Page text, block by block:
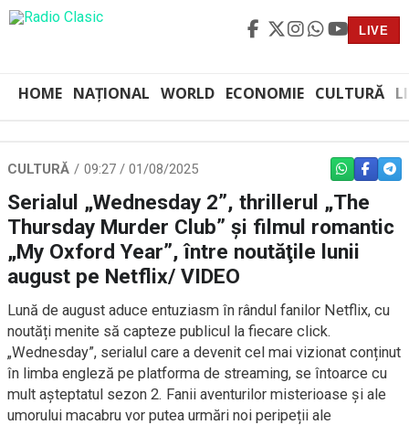
LIVE
HOME NAȚIONAL WORLD ECONOMIE CULTURĂ
CULTURĂ 09:27 / 01/08/2025 WHATSAPP
Serialul „Wednesday 2”, thrillerul „The
Thursday Murder Club” şi filmul romantic
„My Oxford Year”, între noutăţile lunii
august pe Netflix/ VIDEO
Lună de august aduce entuziasm în rândul fanilor Netflix, cu
noutăți menite să capteze publicul la fiecare click.
„Wednesday”, serialul care a devenit cel mai vizionat conținut
în limba engleză pe platforma de streaming, se întoarce cu
mult așteptatul sezon 2. Fanii aventurilor misterioase și ale
umorului macabru vor putea urmări noi peripeții ale